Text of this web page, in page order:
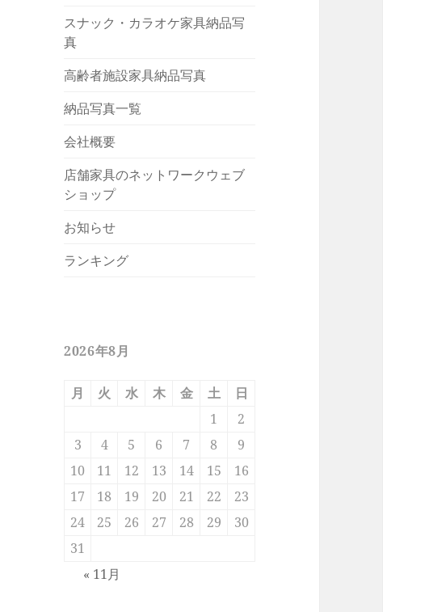
スナック・カラオケ家具納品写
真
高齢者施設家具納品写真
納品写真一覧
会社概要
店舗家具のネットワークウェブ
ショップ
お知らせ
ランキング
2026年8月
月 火 水 木 金 土
日
1
2
3
4 5 6 7 8
9
10
11 12 13 14 15
16
17
18 19 20 21 22
23
24
25 26 27 28 29
30
31
« 11月